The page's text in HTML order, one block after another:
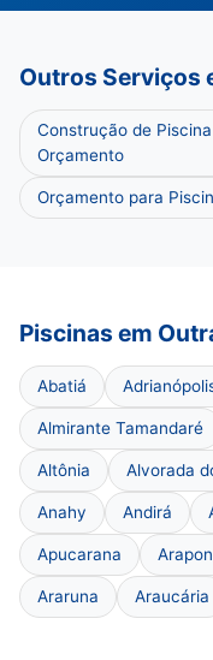
Outros Serviços
Construção de
Orçamento
Orçamento para
Piscinas em
Abatiá
Almirante Tamandaré
Altônia Alvorada
Anahy Andirá
Apucarana
Araruna Araucária